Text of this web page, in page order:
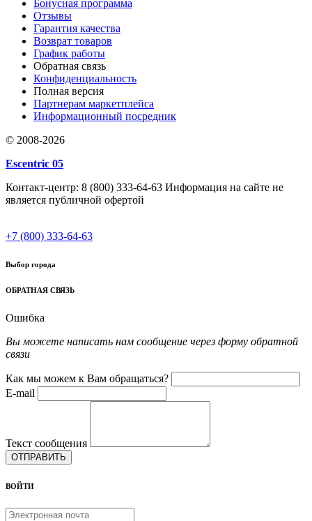
Бонусная программа
Отзывы
Гарантия качества
Возврат товаров
График работы
Обратная связь
Конфиденциальность
Полная версия
Партнерам маркетплейса
Информационный посредник
© 2008-2026
Escentric 05
Контакт-центр: 8 (800) 333-64-63 Информация на сайте не
является публичной офертой
+7 (800) 333-64-63
Выбор города
ОБРАТНАЯ СВЯЗЬ
Ошибка
Вы можете написать нам сообщение через форму обратной
связи
Как мы можем к Вам обращаться?
E-mail
Текст сообщения
ОТПРАВИТЬ
ВОЙТИ